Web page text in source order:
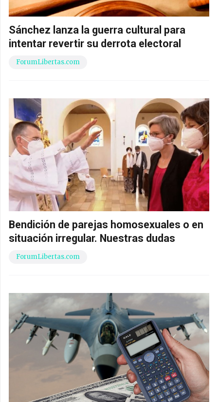
Sánchez lanza la guerra cultural para
intentar revertir su derrota electoral
ForumLibertas.com
Bendición de parejas homosexuales o en
situación irregular. Nuestras dudas
ForumLibertas.com